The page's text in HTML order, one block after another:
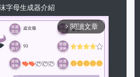
字母生成器介紹
arrow_forward_ios 閱讀文章